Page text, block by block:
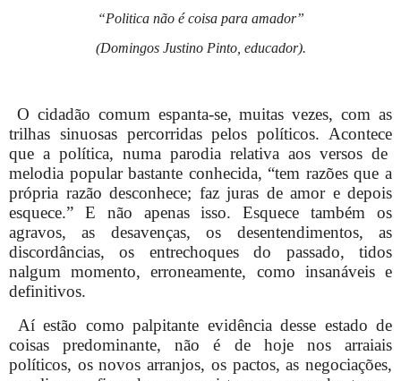
“Politica não é coisa para amador”
(Domingos Justino Pinto, educador).
O cidadão comum espanta-se, muitas vezes, com as
trilhas sinuosas percorridas pelos políticos. Acontece
que a política, numa parodia relativa aos versos de
melodia popular bastante conhecida, “tem razões que a
própria razão desconhece; faz juras de amor e depois
esquece.” E não apenas isso. Esquece também os
agravos, as desavenças, os desentendimentos, as
discordâncias, os entrechoques do passado, tidos
nalgum momento, erroneamente, como insanáveis e
definitivos.
Aí estão como palpitante evidência desse estado de
coisas predominante, não é de hoje nos arraiais
políticos, os novos arranjos, os pactos, as negociações,